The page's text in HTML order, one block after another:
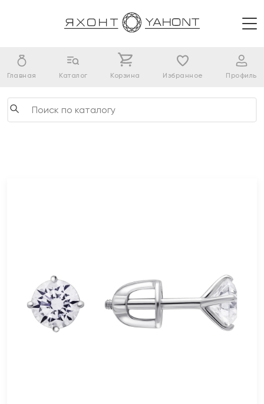
Главная Каталог Корзина Избранное Профиль